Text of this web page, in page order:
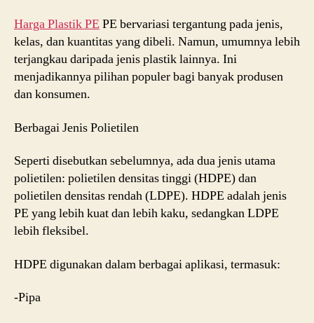
Harga Plastik PE PE bervariasi tergantung pada jenis,
kelas, dan kuantitas yang dibeli. Namun, umumnya lebih
terjangkau daripada jenis plastik lainnya. Ini
menjadikannya pilihan populer bagi banyak produsen
dan konsumen.
Berbagai Jenis Polietilen
Seperti disebutkan sebelumnya, ada dua jenis utama
polietilen: polietilen densitas tinggi (HDPE) dan
polietilen densitas rendah (LDPE). HDPE adalah jenis
PE yang lebih kuat dan lebih kaku, sedangkan LDPE
lebih fleksibel.
HDPE digunakan dalam berbagai aplikasi, termasuk:
-Pipa